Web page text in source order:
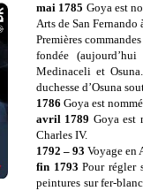
mai 1785 Goya est
Arts de San Fernando
Premières
fondée
Medinaceli et
duchesse d’Osuna
1786 Goya est
avril 1789 Goya est
Charles IV.
1792 – 93 Voyage en
fin 1793 Pour régler
peintures sur fer-